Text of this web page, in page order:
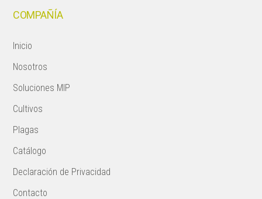
COMPAÑÍA
Inicio
Nosotros
Soluciones MIP
Cultivos
Plagas
Catálogo
Declaración de Privacidad
Contacto